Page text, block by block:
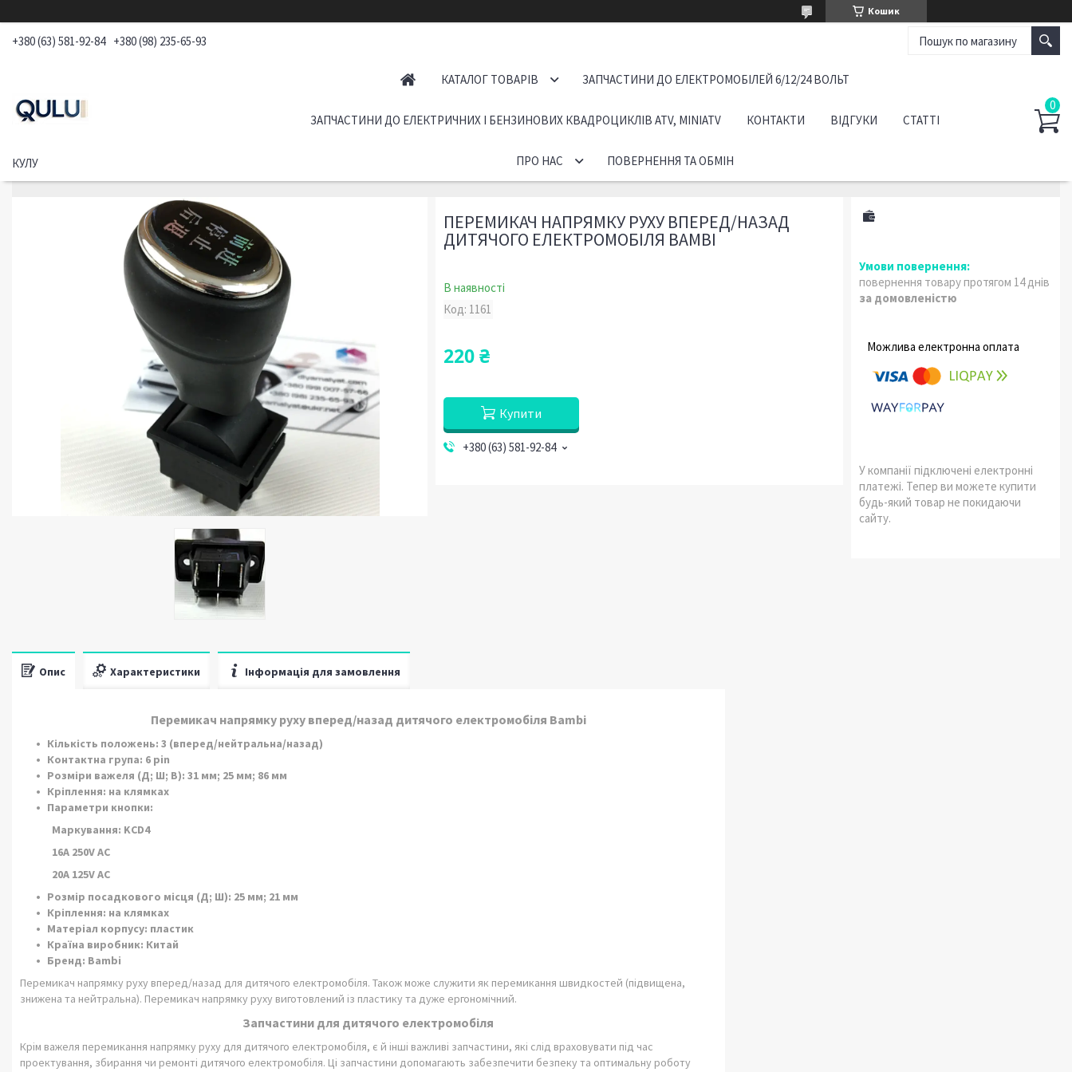
Кошик
+380 (63) 581-92-84 +380 (98) 235-65-93
КУЛУ
КАТАЛОГ ТОВАРІВ ЗАПЧАСТИНИ ДО ЕЛЕКТРОМОБІЛЕЙ 6/12/24 ВОЛЬТ
ЗАПЧАСТИНИ ДО ЕЛЕКТРИЧНИХ І БЕНЗИНОВИХ КВАДРОЦИКЛІВ ATV, MINIATV КОНТАКТИ ВІДГУКИ СТАТТІ
ПРО НАС ПОВЕРНЕННЯ ТА ОБМІН
ПЕРЕМИКАЧ НАПРЯМКУ РУХУ ВПЕРЕД/НАЗАД
ДИТЯЧОГО ЕЛЕКТРОМОБІЛЯ BAMBI
В наявності
Код: 1161
220 ₴
Купити
+380 (63) 581-92-84
повернення товару протягом 14 днів
за домовленістю
У компанії підключені електронні
платежі. Тепер ви можете купити
будь-який товар не покидаючи
сайту.
Опис Характеристики Інформація для замовлення
Перемикач напрямку руху вперед/назад дитячого електромобіля Bambi
Кількість положень: 3 (вперед/нейтральна/назад)
Контактна група: 6 pin
Розміри важеля (Д; Ш; В): 31 мм; 25 мм; 86 мм
Кріплення: на клямках
Параметри кнопки:
Маркування: KCD4
16A 250V AC
20A 125V AC
Розмір посадкового місця (Д; Ш): 25 мм; 21 мм
Кріплення: на клямках
Матеріал корпусу: пластик
Країна виробник: Китай
Бренд: Bambi
Перемикач напрямку руху вперед/назад для дитячого електромобіля. Також може служити як перемикання швидкостей (підвищена,
знижена та нейтральна). Перемикач напрямку руху виготовлений із пластику та дуже ергономічний.
Запчастини для дитячого електромобіля
Крім важеля перемикання напрямку руху для дитячого електромобіля, є й інші важливі запчастини, які слід враховувати під час
проектування, збирання чи ремонті дитячого електромобіля. Ці запчастини допомагають забезпечити безпеку та оптимальну роботу